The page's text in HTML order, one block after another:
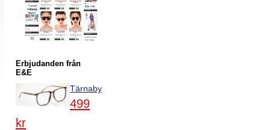
Erbjudanden från
E&E
Tärnaby
499
kr